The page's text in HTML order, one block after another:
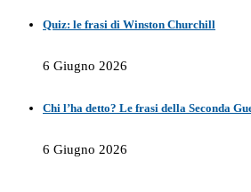
Quiz: le frasi di Winston Churchill
6 Giugno 2026
Chi l’ha detto? Le frasi della Seconda
6 Giugno 2026